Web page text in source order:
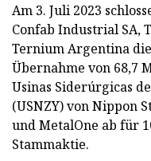
Am 3. Juli 2023
Confab Industrial SA,
Ternium Argentina
Übernahme von 68,7
Usinas Siderúrgicas
(USNZY) von Nippon
und MetalOne ab für
Stammaktie.